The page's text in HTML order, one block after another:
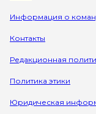
Информация о
Контакты
Редакционная
Политика этики
Юридическая